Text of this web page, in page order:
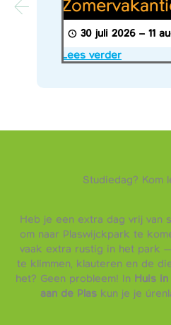
30 juli 2026 –11
Lees verder
Studiedag? Kom
Heb je een extra dag vrij van
om naar Plaswijckpark te
vaak extra rustig in het park
te klimmen, klauteren en de
het? Geen probleem! In Huis
aan de Plaskun je je